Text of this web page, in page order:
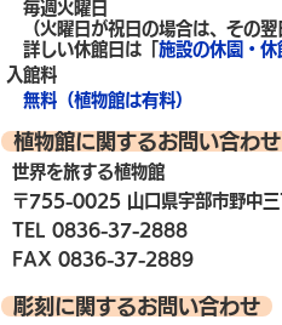
毎週火曜日
（火曜日が祝日の場合は、その翌
詳しい休館日は「施設の休園・休
入館料
無料（植物館は有料）
植物館に関するお問い合わせ
世界を旅する植物館
〒755-0025 山口県宇部市野中
TEL 0836-37-2888
FAX 0836-37-2889
彫刻に関するお問い合わせ